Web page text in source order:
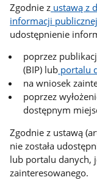
Zgodnie z ustawą z
informacji
udostępnienie
poprzez
(BIP) lub portalu
na wniosek
poprzez
dostępnym
Zgodnie z ustawą
nie została
lub portalu danych,
zainteresowanego.